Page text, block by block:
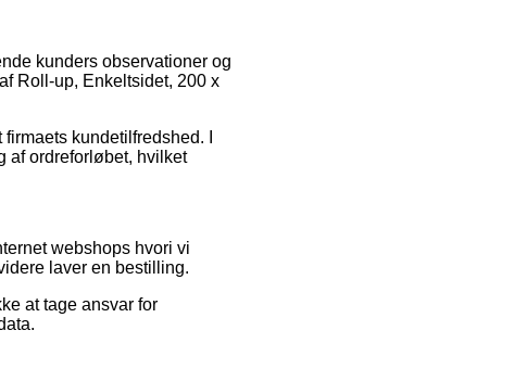
kunders observationer og
Roll-up, Enkeltsidet, 200 x
kundetilfredshed. I
af ordreforløbet, hvilket
webshops hvori vi
laver en bestilling.
at tage ansvar for